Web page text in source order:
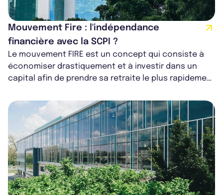
Mouvement Fire : l'indépendance
financière avec la SCPI ?
Le mouvement FIRE est un concept qui consiste à
économiser drastiquement et à investir dans un
capital afin de prendre sa retraite le plus rapidement